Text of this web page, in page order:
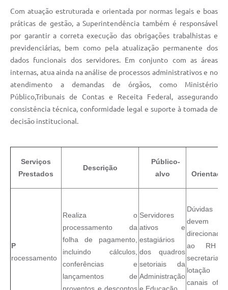
Com atuação estruturada e orientada por normas legais e boas
práticas de gestão, a Superintendência também é responsável
por garantir a correta execução das obrigações trabalhistas e
previdenciárias, bem como pela atualização permanente dos
dados funcionais dos servidores. Em conjunto com as áreas
internas, atua ainda na análise de processos administrativos e no
atendimento a demandas de órgãos, como Ministério
Público,Tribunais de Contas e Receita Federal, assegurando
consistência técnica, conformidade legal e suporte à tomada de
decisão institucional.
Serviços
Prestados
Descrição
Público-
alvo
P
rocessamento
Realiza o
processamento da
folha de pagamento,
incluindo cálculos,
conferências e
lançamentos de
proventos e descontos
Servidores
ativos e
estagiários
dos quadros
setoriais da
Administração
e Educação
Dúvidas
devem
direcionadas
ao RH
secretaria
lotação
canais